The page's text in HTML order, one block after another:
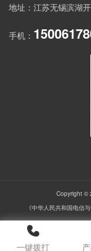
地址：江苏无锡滨湖
手机：
Copyright ©
《中华人民共和国电信
一键拨打